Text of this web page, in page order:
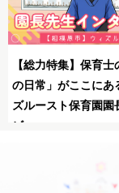
西
”の
た保育士求